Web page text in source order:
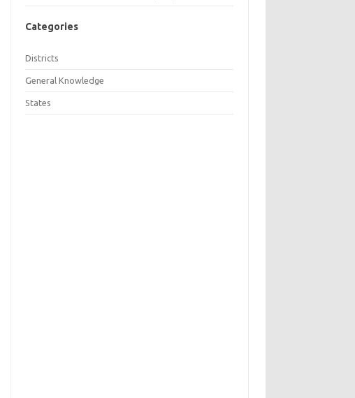
Categories
Districts
General Knowledge
States